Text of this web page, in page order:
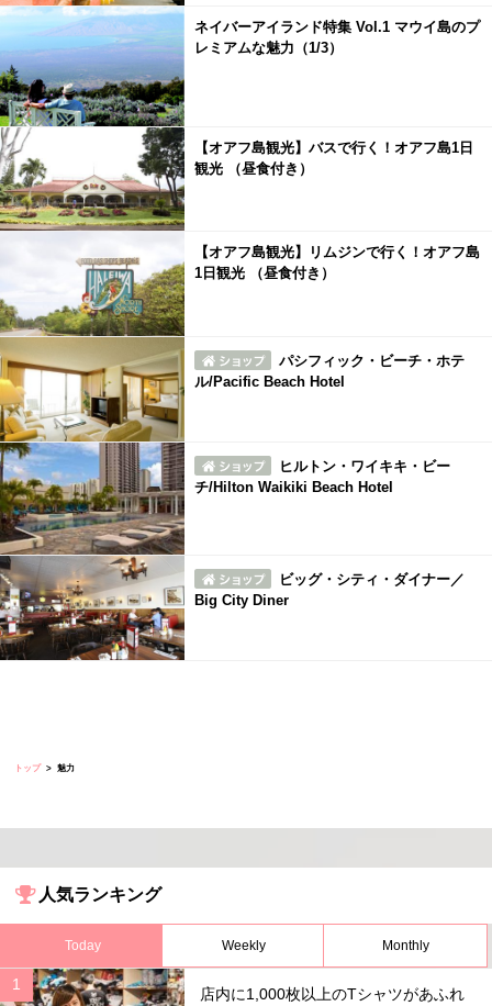
ネイバーアイランド特集 Vol.1 マウイ島のプ
レミアムな魅力（1/3）
【オアフ島観光】バスで行く！オアフ島1日
観光 （昼食付き）
【オアフ島観光】リムジンで行く！オアフ島
1日観光 （昼食付き）
パシフィック・ビーチ・ホテ
ル/Pacific Beach Hotel
ヒルトン・ワイキキ・ビー
チ/Hilton Waikiki Beach Hotel
ビッグ・シティ・ダイナー／
Big City Diner
トップ 魅力
人気ランキング
Today Weekly Monthly
店内に1,000枚以上のTシャツがあふれ